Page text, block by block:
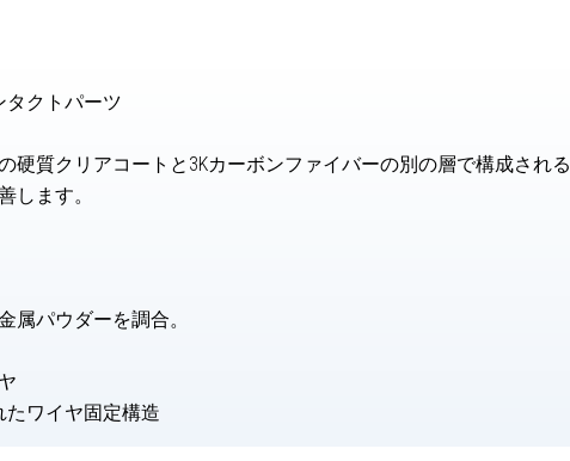
タクトパーツ
硬質クリアコートと3Kカーボンファイバーの別の層で構成され
します。
属パウダーを調合。
たワイヤ固定構造